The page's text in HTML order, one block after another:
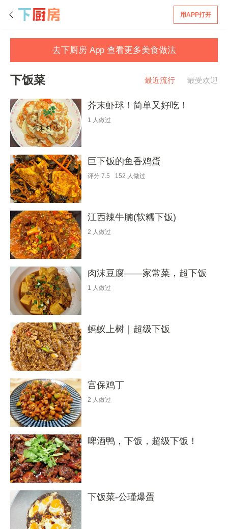
用APP打开
去下厨房 App 查看更多美食做法
下饭菜 最近流行 最受欢迎
芥末虾球！简单又好吃！
1 人做过
巨下饭的鱼香鸡蛋
评分 7.5 152 人做过
江西辣牛腩(软糯下饭)
2 人做过
肉沫豆腐——家常菜，超下饭
1 人做过
蚂蚁上树｜超级下饭
宫保鸡丁
2 人做过
啤酒鸭，下饭，超级下饭！
下饭菜-公瑾爆蛋